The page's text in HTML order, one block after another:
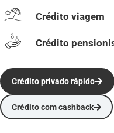
Crédito viagem
Crédito
Crédito com cashback
Crédito privado rápido